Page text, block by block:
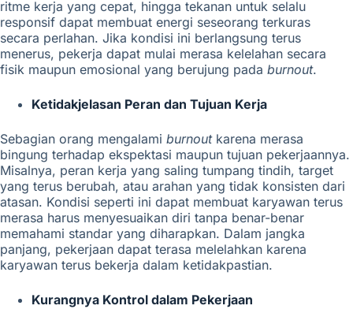
ritme kerja yang cepat, hingga tekanan untuk selalu
responsif dapat membuat energi seseorang terkuras
secara perlahan. Jika kondisi ini berlangsung terus
menerus, pekerja dapat mulai merasa kelelahan secara
fisik maupun emosional yang berujung pada burnout.
Ketidakjelasan Peran dan Tujuan Kerja
Sebagian orang mengalami burnout karena merasa
bingung terhadap ekspektasi maupun tujuan pekerjaannya.
Misalnya, peran kerja yang saling tumpang tindih, target
yang terus berubah, atau arahan yang tidak konsisten dari
atasan. Kondisi seperti ini dapat membuat karyawan terus
merasa harus menyesuaikan diri tanpa benar-benar
memahami standar yang diharapkan. Dalam jangka
panjang, pekerjaan dapat terasa melelahkan karena
karyawan terus bekerja dalam ketidakpastian.
Kurangnya Kontrol dalam Pekerjaan